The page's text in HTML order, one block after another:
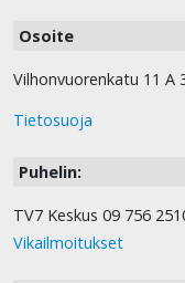
Osoite
Vilhonvuorenkatu 11 A
Tietosuoja
Puhelin:
TV7 Keskus 09 756
Vikailmoitukset